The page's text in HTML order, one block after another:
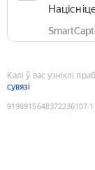
Калі ў вас узніклі
сувязі
9198915648372236107: